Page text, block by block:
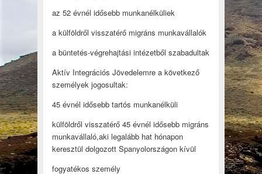
az 52 évnél idősebb munkanélküliek
a külföldről visszatérő migráns munkavállalók
a büntetés-végrehajtási intézetből szabadultak
Aktív Integrációs Jövedelemre a következő
személyek jogosultak:
45 évnél idősebb tartós munkanélküli
külföldről visszatérő 45 évnél idősebb migráns
munkavállaló,aki legalább hat hónapon
keresztül dolgozott Spanyolországon kívül
fogyatékos személy